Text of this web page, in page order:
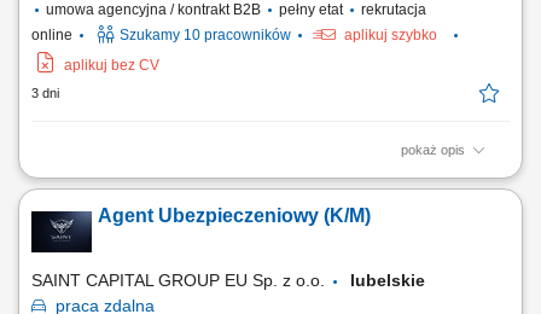
umowa agencyjna / kontrakt B2B
pełny etat
rekrutacja
online
Szukamy 10 pracowników
aplikuj szybko
aplikuj bez CV
3 dni
pokaż opis
Opis stanowiska: Rozwijanie współpracy z obecnymi klientami oraz
ubezpieczeń na życie, majątkowych, komunikacyjnych i dla firm.
Budowanie długofalowych relacji oraz dopasowywanie rozwiązań do
Agent Ubezpieczeniowy (K/M)
SAINT CAPITAL GROUP EU Sp. z o.o.
lubelskie
praca zdalna